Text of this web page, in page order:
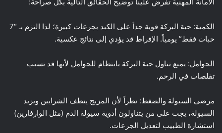
الكمية: حبة البركة قوية جداً على الكبد بجرعات كبيرة؛ لذا التزم بـ “7
حبات فقط” يومياً. الإفراط قد يؤدي إلى نتائج عكسية.
الحوامل: يمنع تناول حبة البركة بانتظام للحوامل لأنها قد تسبب
تقلصات في الرحم.
مرضى السيولة والضغط: نظراً لأن المزيج ينظف الشرايين ويزيد
السيولة، يجب على من يتناولون أدوية سيولة الدم (مثل الوارفارين)
استشارة الطبيب لتعديل الجرعات.